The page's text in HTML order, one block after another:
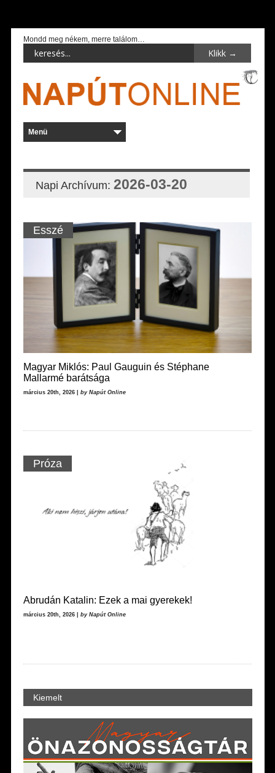
Mondd meg nékem, merre találom…
Napi Archívum: 2026-03-20
Esszé
Magyar Miklós: Paul Gauguin és Stéphane
Mallarmé barátsága
március 20th, 2026 | by Napút Online
Próza
Abrudán Katalin: Ezek a mai gyerekek!
március 20th, 2026 | by Napút Online
Kiemelt